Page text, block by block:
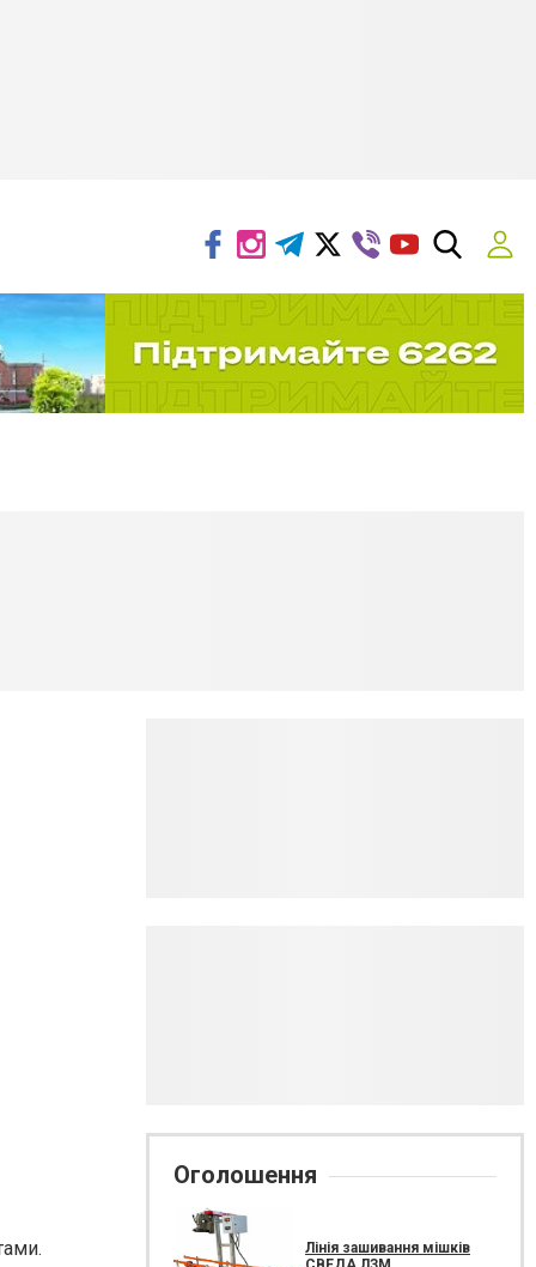
Оголошення
Лінія зашивання мішків